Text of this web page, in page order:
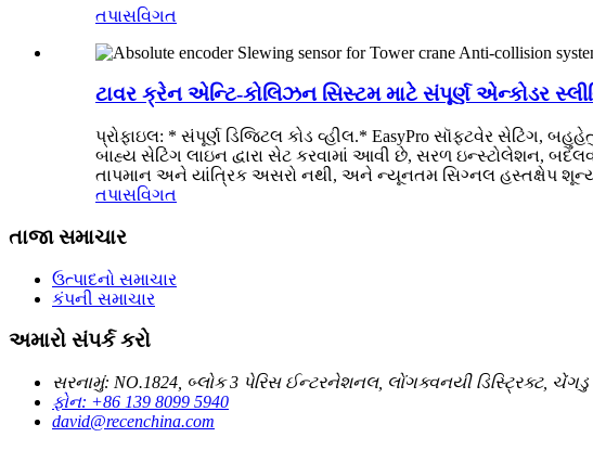
તપાસવિગત
ટાવર ક્રેન એન્ટિ-કોલિઝન સિસ્ટમ માટે સંપૂર્ણ એન્કોડર
પ્રોફાઇલ: * સંપૂર્ણ ડિજિટલ કોડ વ્હીલ.* EasyPro સૉફ્ટવેર સેટિંગ,
બાહ્ય સેટિંગ લાઇન દ્વારા સેટ કરવામાં આવી છે, સરળ ઇન્સ્ટોલેશન,
તાપમાન અને યાંત્રિક અસરો નથી, અને ન્યૂનતમ સિગ્નલ હસ્તક્ષેપ શૂન્ય
તપાસવિગત
તાજા સમાચાર
ઉત્પાદનો સમાચાર
કંપની સમાચાર
અમારો સંપર્ક કરો
સરનામું: NO.1824, બ્લોક 3 પેરિસ ઈન્ટરનેશનલ, લોંગક્વનયી ડિસ્ટ્રિક્ટ, ચેંગડુ
ફોન: +86 139 8099 5940
david@recenchina.com